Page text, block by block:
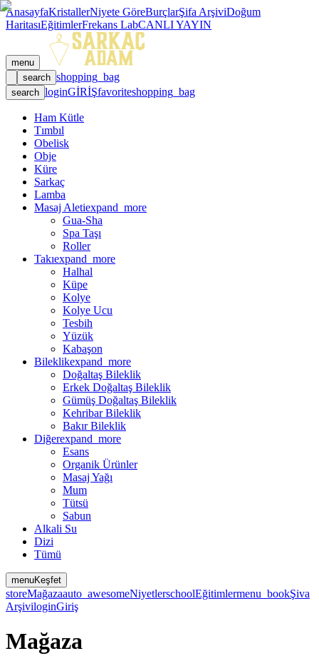
AnasayfaKristallerNiyete GöreBurçlarŞifa ArşiviDoğum
HaritasıEğitimlerFrekans LabCANLI YAYIN
menu
search shopping_bag
search loginGİRİŞfavoriteshopping_bag
Ham Kütle
Tımbıl
Obelisk
Obje
Küre
Sarkaç
Lamba
Masaj Aletiexpand_more
Gua-Sha
Spa Taşı
Roller
Takıexpand_more
Halhal
Küpe
Kolye
Kolye Ucu
Tesbih
Yüzük
Kabaşon
Bileklikexpand_more
Doğaltaş Bileklik
Erkek Doğaltaş Bileklik
Gümüş Doğaltaş Bileklik
Kehribar Bileklik
Bakır Bileklik
Diğerexpand_more
Esans
Organik Ürünler
Masaj Yağı
Mum
Tütsü
Sabun
Alkali Su
Dizi
Tümü
menuKeşfet
storeMağazaauto_awesomeNiyetlerschoolEğitimlermenu_bookŞiva
ArşiviloginGiriş
Mağaza